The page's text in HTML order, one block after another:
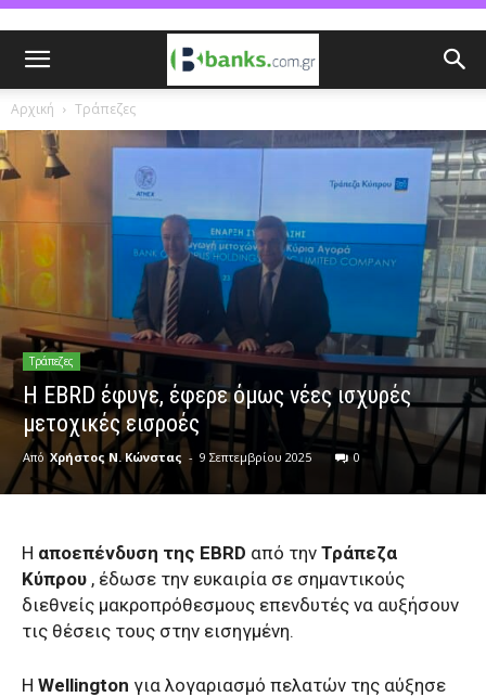
Αρχική Τράπεζες
Τράπεζες
H EBRD έφυγε, έφερε όμως νέες ισχυρές
μετοχικές εισροές
Από Χρήστος Ν. Κώνστας - 9 Σεπτεμβρίου 2025 0
Η αποεπένδυση της EBRD από την Τράπεζα
Κύπρου , έδωσε την ευκαιρία σε σημαντικούς
διεθνείς μακροπρόθεσμους επενδυτές να αυξήσουν
τις θέσεις τους στην εισηγμένη.
Η Wellington για λογαριασμό πελατών της αύξησε